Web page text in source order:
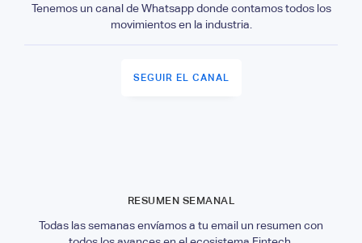
Tenemos un canal de Whatsapp donde contamos todos los
movimientos en la industria.
SEGUIR EL CANAL
RESUMEN SEMANAL
Todas las semanas envíamos a tu email un resumen con